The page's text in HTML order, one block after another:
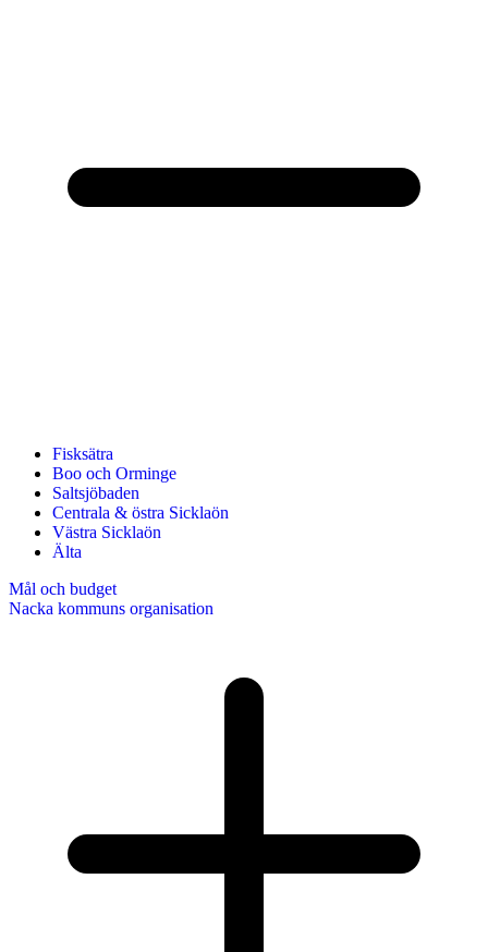
Fisksätra
Boo och Orminge
Saltsjöbaden
Centrala & östra Sicklaön
Västra Sicklaön
Älta
Mål och budget
Nacka kommuns organisation